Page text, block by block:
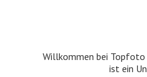
Willkommen bei Topfoto
ist ein